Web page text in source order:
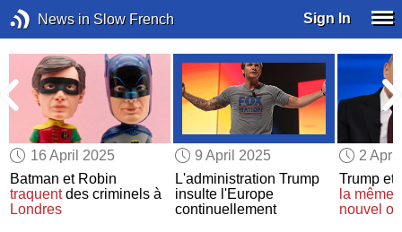
News in Slow French Sign In
16 April 2025
Batman et Robin
traquentdes criminels à
Londres
9 April 2025
L'administration Trump
insulte l'Europe
continuellement
2
Trump et
la même
nouvel